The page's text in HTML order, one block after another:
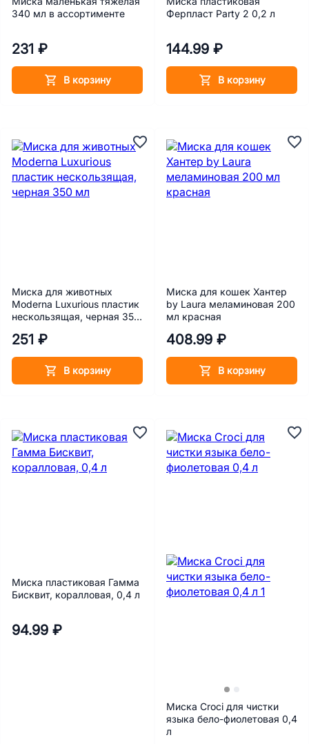
340 мл в ассортименте
231 ₽
В корзину
Ферпласт Party 2 0,2 л
144.99 ₽
В корзину
Миска для животных
Moderna Luxurious пластик
нескользящая, черная 350
251 ₽
В корзину
Миска для кошек Хантер
by Laura меламиновая 200
мл красная
408.99 ₽
В корзину
Миска пластиковая Гамма
Бисквит, коралловая, 0,4 л
94.99 ₽
Миска Croci для чистки
языка бело-фиолетовая 0,4
л